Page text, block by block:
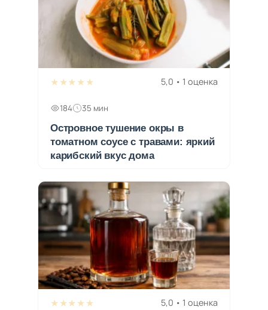
★★★★★ 5,0 • 1 оценка
184 35 мин
Островное тушение окры в
томатном соусе с травами: яркий
карибский вкус дома
★★★★★ 5,0 • 1 оценка